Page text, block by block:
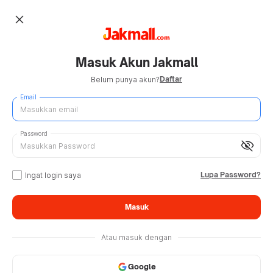
close
Masuk Akun Jakmall
Belum punya akun?Daftar
Email
visibility_off
Password
Ingat login saya Lupa Password?
Masuk
Atau masuk dengan
Google